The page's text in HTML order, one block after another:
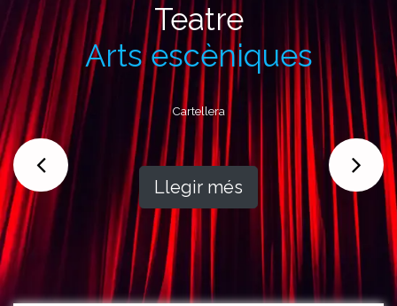
Teatre
Arts escèniques
Cartellera
Llegir més